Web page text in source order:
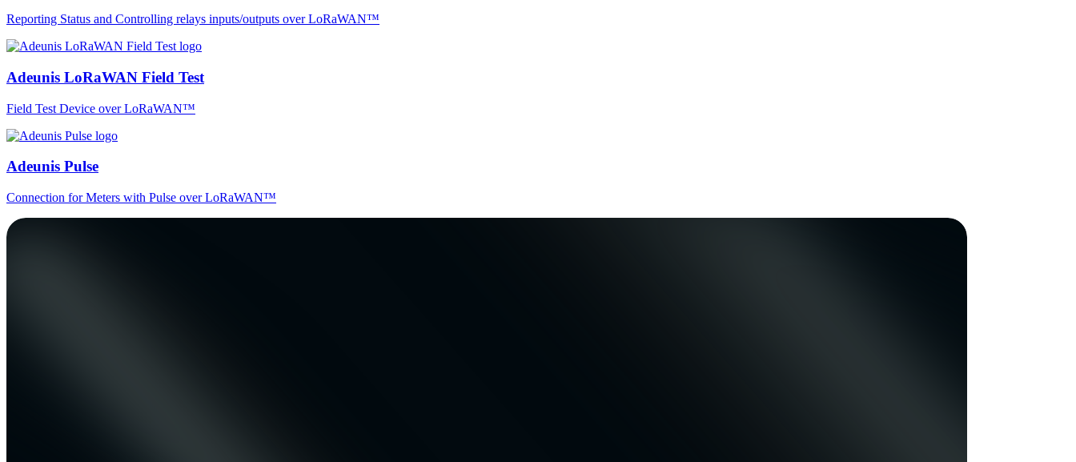
Reporting Status and Controlling relays inputs/outputs over LoRaWAN™
Adeunis LoRaWAN Field Test
Field Test Device over LoRaWAN™
Adeunis Pulse
Connection for Meters with Pulse over LoRaWAN™